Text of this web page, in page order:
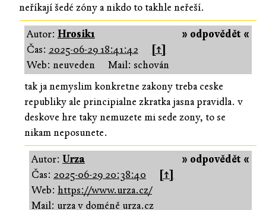
neříkají šedé zóny a nikdo to takhle neřeší.
» odpovědět «
Autor: Hrosik1
Čas: 2025-06-29 18:41:42
[↑]
Web: neuveden
Mail: schován
tak ja nemyslim konkretne zakony treba ceske
republiky ale principialne zkratka jasna pravidla. v
deskove hre taky nemuzete mi sede zony, to se
nikam neposunete.
» odpovědět «
Autor: Urza
Čas: 2025-06-29 20:38:40
[↑]
Web: https://www.urza.cz/
Mail: urza v doméně urza.cz